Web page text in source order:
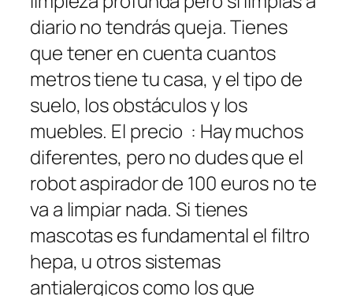
diario no tendrás queja. Tienes
que tener en cuenta cuantos
metros tiene tu casa, y el tipo de
suelo, los obstáculos y los
muebles. El precio : Hay muchos
diferentes, pero no dudes que el
robot aspirador de 100 euros no te
va a limpiar nada. Si tienes
mascotas es fundamental el filtro
hepa, u otros sistemas
antialergicos como los que